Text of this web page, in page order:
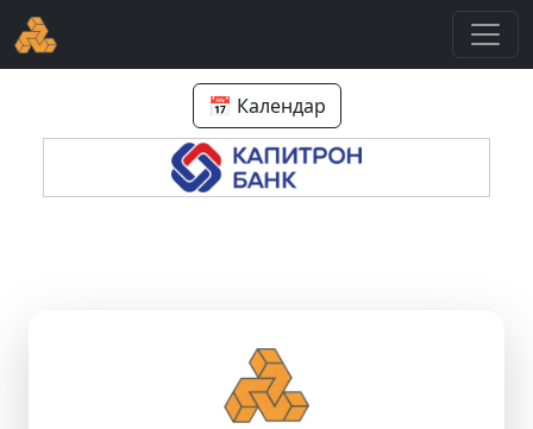
📅 Календар